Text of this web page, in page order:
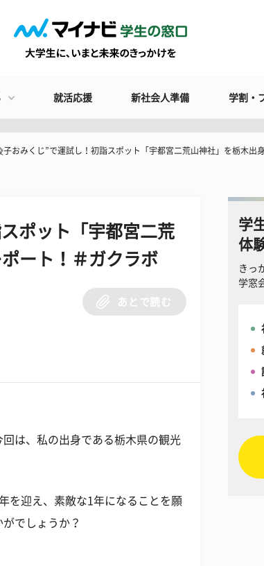
就活応援 新社会人準備 学割・
子おみくじ”で運試し！初詣スポット「宇都宮二荒山神社」を栃木出
ポット「宇都宮二荒
ート！＃ガクラボ
あとで読む
は、私の出身である栃木県の観光
を迎え、素敵な1年になることを願
でしょうか？
学
体
きっ
学窓